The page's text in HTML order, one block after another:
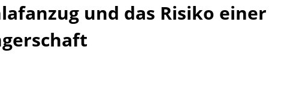
und das Risiko einer